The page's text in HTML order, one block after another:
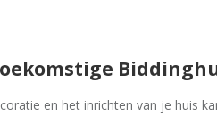
en het inrichten van je huis